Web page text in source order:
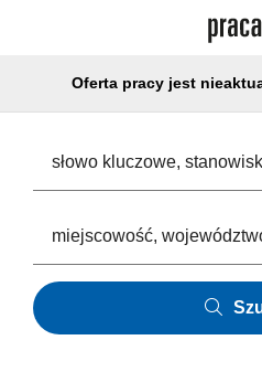
Oferta pracy jest